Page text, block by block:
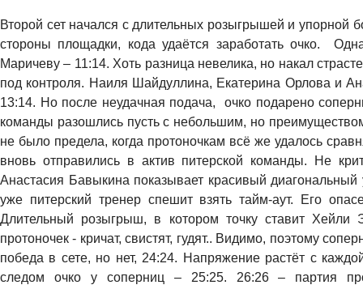
Второй сет начался с длительных розыгрышей и упорной
стороны площадки, кода удаётся заработать очко.
Маричеву – 11:14. Хоть разница невелика, но накал
под контроля. Наиля Шайдуллина, Екатерина Орлова и
13:14. Но после неудачная подача, очко подарено
команды разошлись пусть с небольшим, но
не было предела, когда протоночкам всё же удалось
вновь отправились в актив питерской команды. Не
Анастасия Бавыкина показывает красивый
уже питерский тренер спешит взять тайм-аут. Его
Длительный розыгрыш, в котором точку ставит
протоночек - кричат, свистят, гудят.. Видимо, поэтому
победа в сете, но нет, 24:24. Напряжение растёт с
следом очко у соперниц – 25:25. 26:26 – партия